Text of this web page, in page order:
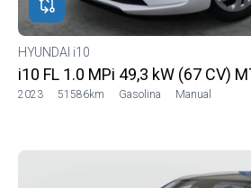
HYUNDAI i10
i10 FL 1.0 MPi 49,3 kW (67 CV)
2023 51586km Gasolina Manual